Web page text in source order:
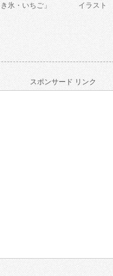
き氷・いちご」
イラスト
スポンサード リンク